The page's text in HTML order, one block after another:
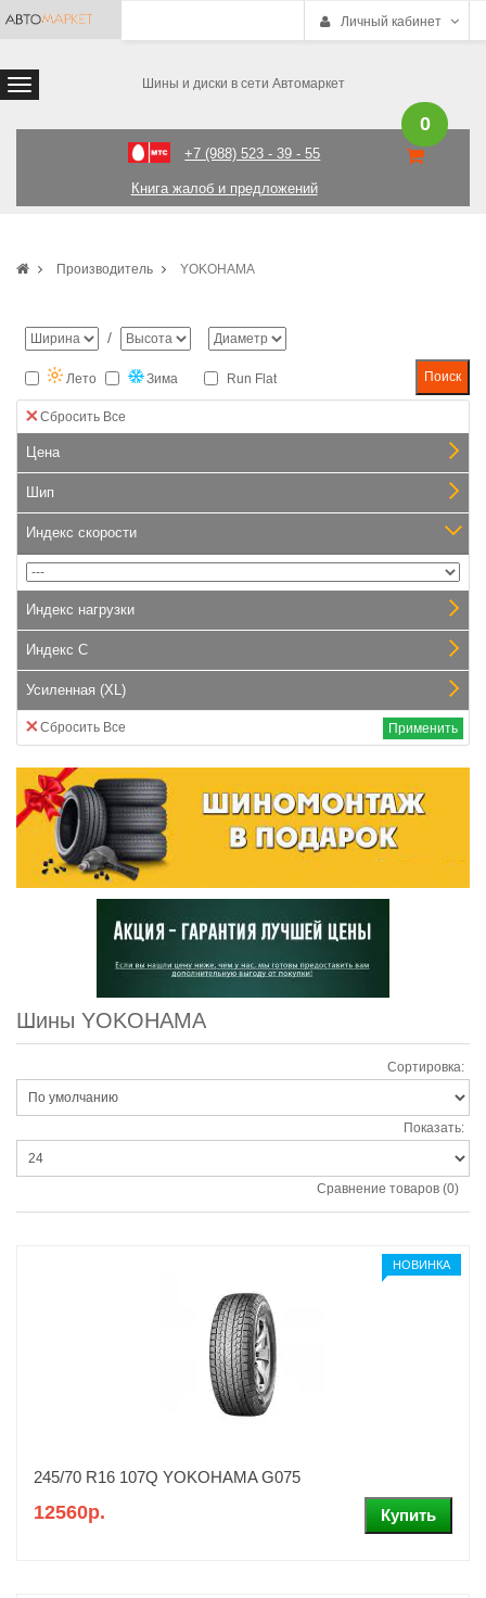
Личный кабинет
Шины и диски в сети Автомаркет
+7 (988) 523 - 39 - 55
Книга жалоб и предложений
0
Производитель YOKOHAMA
/
Лето Зима Run Flat
Сбросить Все
Цена
Шип
Индекс скорости
Индекс нагрузки
Индекс С
Усиленная (XL)
Сбросить Все Применить
Шины YOKOHAMA
Сортировка:
Показать:
Сравнение товаров (0)
НОВИНКА
245/70 R16 107Q YOKOHAMA G075
12560р.